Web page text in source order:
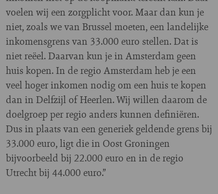
voelen wij een zorgplicht voor. Maar dan kun je
niet, zoals we van Brussel moeten, een landelijke
inkomensgrens van 33.000 euro stellen. Dat is
niet reëel. Daarvan kun je in Amsterdam geen
huis kopen. In de regio Amsterdam heb je een
veel hoger inkomen nodig om een huis te kopen
dan in Delfzijl of Heerlen. Wij willen daarom de
doelgroep per regio anders kunnen definiëren.
Dus in plaats van een generiek geldende grens bij
33.000 euro, ligt die in Oost Groningen
bijvoorbeeld bij 22.000 euro en in de regio
Utrecht bij 44.000 euro.”